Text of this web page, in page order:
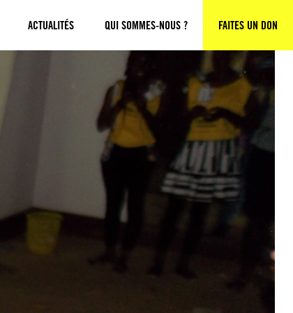
ACTUALITÉS QUI SOMMES-NOUS ? FAITES UN DON